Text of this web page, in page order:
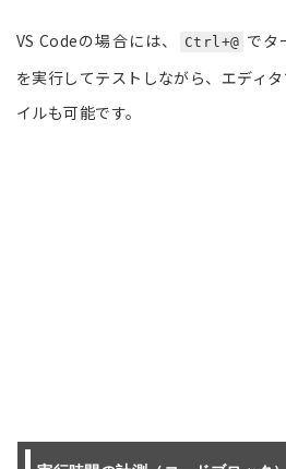
VS Codeの場合には、 Ctrl+@ でタ
を実行してテストしながら、エディ
イルも可能です。